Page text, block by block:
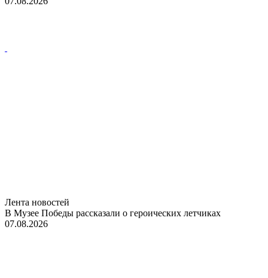
Лента новостей
В Музее Победы рассказали о героических летчиках
07.08.2026